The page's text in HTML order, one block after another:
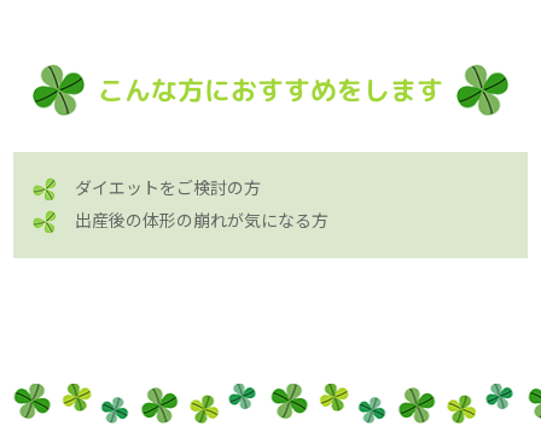
こんな方におすすめをします
ダイエットをご検討の方
出産後の体形の崩れが気になる方